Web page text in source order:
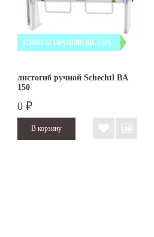
СНЯТ С ПРОИЗВОДСТВА
листогиб ручной Schechtl BA
150
0 ₽